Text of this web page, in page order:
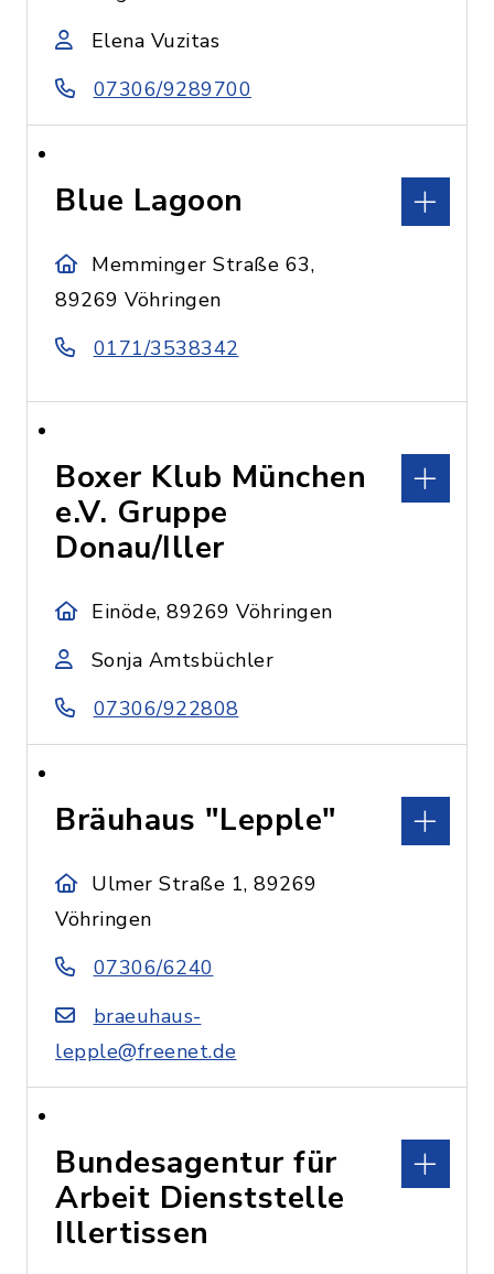
Elena Vuzitas
07306/9289700
Blue Lagoon
Memminger Straße 63,
89269 Vöhringen
0171/3538342
Boxer Klub München
e.V. Gruppe
Donau/Iller
Einöde, 89269 Vöhringen
Sonja Amtsbüchler
07306/922808
Bräuhaus "Lepple"
Ulmer Straße 1, 89269
Vöhringen
07306/6240
braeuhaus-
lepple@freenet.de
Bundesagentur für
Arbeit Dienststelle
Illertissen